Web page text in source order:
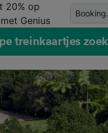
20% op
Genius
treinkaartjes